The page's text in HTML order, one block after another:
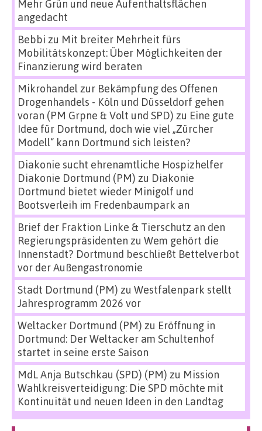
Mehr Grün und neue Aufenthaltsflächen
angedacht
Bebbi zu Mit breiter Mehrheit fürs
Mobilitätskonzept: Über Möglichkeiten der
Finanzierung wird beraten
Mikrohandel zur Bekämpfung des Offenen
Drogenhandels - Köln und Düsseldorf gehen
voran (PM Grpne & Volt und SPD) zu Eine gute
Idee für Dortmund, doch wie viel „Zürcher
Modell“ kann Dortmund sich leisten?
Diakonie sucht ehrenamtliche Hospizhelfer
Diakonie Dortmund (PM) zu Diakonie
Dortmund bietet wieder Minigolf und
Bootsverleih im Fredenbaumpark an
Brief der Fraktion Linke & Tierschutz an den
Regierungspräsidenten zu Wem gehört die
Innenstadt? Dortmund beschließt Bettelverbot
vor der Außengastronomie
Stadt Dortmund (PM) zu Westfalenpark stellt
Jahresprogramm 2026 vor
Weltacker Dortmund (PM) zu Eröffnung in
Dortmund: Der Weltacker am Schultenhof
startet in seine erste Saison
MdL Anja Butschkau (SPD) (PM) zu Mission
Wahlkreisverteidigung: Die SPD möchte mit
Kontinuität und neuen Ideen in den Landtag